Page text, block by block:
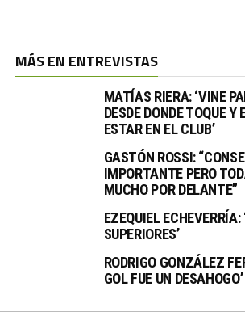
MÁS EN ENTREVISTAS
MATÍAS RIERA: ‘VINE
DESDE DONDE TOQUE Y
ESTAR EN EL CLUB’
GASTÓN ROSSI:
IMPORTANTE PERO
MUCHO POR DELANTE”
EZEQUIEL
SUPERIORES’
RODRIGO GONZÁLEZ
GOL FUE UN DESAHOGO’